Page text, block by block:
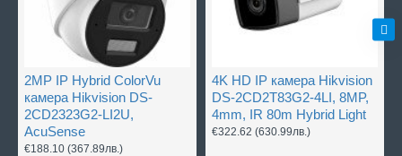
2MP IP Hybrid ColorVu
камера Hikvision DS-
2CD2323G2-LI2U,
AcuSense
€188.10 (367.89лв.)
4K HD IP камера Hikvision
DS-2CD2T83G2-4LI, 8MP,
4mm, IR 80m Hybrid Light
€322.62 (630.99лв.)